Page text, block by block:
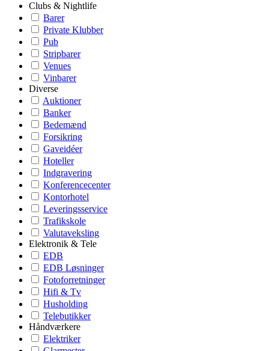
Clubs & Nightlife
Barer
Private Klubber
Pub
Stripbarer
Venues
Vinbarer
Diverse
Auktioner
Banker
Bedemænd
Forsikring
Gaveidéer
Hoteller
Indgravering
Konferencecenter
Kontorhotel
Leveringsservice
Trafikskole
Valutaveksling
Elektronik & Tele
EDB
EDB Løsninger
Fotoforretninger
Hifi & Tv
Husholding
Telebutikker
Håndværkere
Elektriker